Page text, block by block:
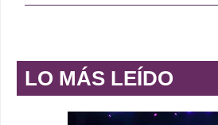
LO MÁS LEÍDO